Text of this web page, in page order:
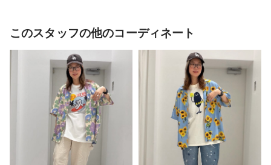
このスタッフの他のコーディネート